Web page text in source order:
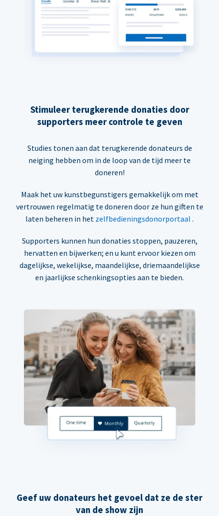
Stimuleer terugkerende donaties door
supporters meer controle te geven
Studies tonen aan dat terugkerende donateurs de
neiging hebben om in de loop van de tijd meer te
doneren!
Maak het uw kunstbegunstigers gemakkelijk om met
vertrouwen regelmatig te doneren door ze hun giften te
laten beheren in het zelfbedieningsdonorportaal .
Supporters kunnen hun donaties stoppen, pauzeren,
hervatten en bijwerken; en u kunt ervoor kiezen om
dagelijkse, wekelijkse, maandelijkse, driemaandelijkse
en jaarlijkse schenkingsopties aan te bieden.
Geef uw donateurs het gevoel dat ze de ster
van de show zijn